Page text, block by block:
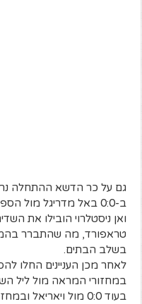
גם על כר הדשא ההתחלה
ב-0:0 באל מדריגל מול
טראפורד, מה שהתברר
בשלב הבתים.
לאחר מכן העניינים החלו
במחזורי המראה מול ליל